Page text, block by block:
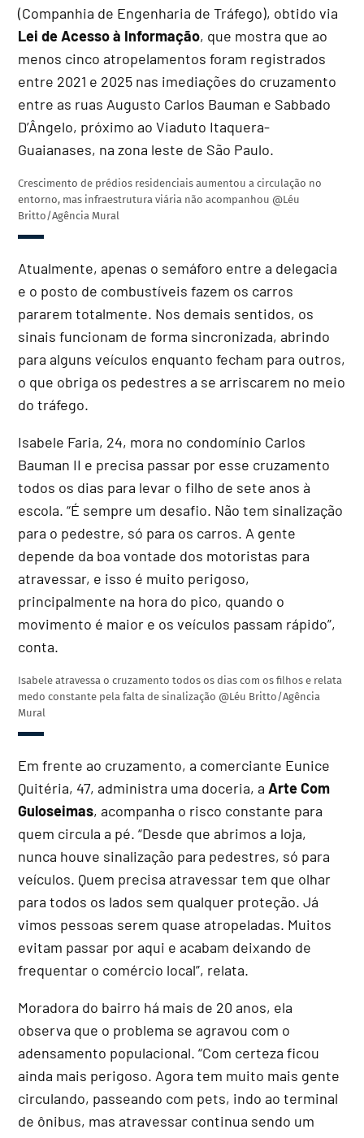
(Companhia de Engenharia de Tráfego), obtido via
Lei de Acesso à Informação, que mostra que ao
menos cinco atropelamentos foram registrados
entre 2021 e 2025 nas imediações do cruzamento
entre as ruas Augusto Carlos Bauman e Sabbado
D’Ângelo, próximo ao Viaduto Itaquera-
Guaianases, na zona leste de São Paulo.
Crescimento de prédios residenciais aumentou a circulação no
entorno, mas infraestrutura viária não acompanhou @Léu
Britto/Agência Mural
Atualmente, apenas o semáforo entre a delegacia
e o posto de combustíveis fazem os carros
pararem totalmente. Nos demais sentidos, os
sinais funcionam de forma sincronizada, abrindo
para alguns veículos enquanto fecham para outros,
o que obriga os pedestres a se arriscarem no meio
do tráfego.
Isabele Faria, 24, mora no condomínio Carlos
Bauman II e precisa passar por esse cruzamento
todos os dias para levar o filho de sete anos à
escola. “É sempre um desafio. Não tem sinalização
para o pedestre, só para os carros. A gente
depende da boa vontade dos motoristas para
atravessar, e isso é muito perigoso,
principalmente na hora do pico, quando o
movimento é maior e os veículos passam rápido”,
conta.
Isabele atravessa o cruzamento todos os dias com os filhos e relata
medo constante pela falta de sinalização @Léu Britto/Agência
Mural
Em frente ao cruzamento, a comerciante Eunice
Quitéria, 47, administra uma doceria, aArte Com
Guloseimas, acompanha o risco constante para
quem circula a pé. “Desde que abrimos a loja,
nunca houve sinalização para pedestres, só para
veículos. Quem precisa atravessar tem que olhar
para todos os lados sem qualquer proteção. Já
vimos pessoas serem quase atropeladas. Muitos
evitam passar por aqui e acabam deixando de
frequentar o comércio local”, relata.
Moradora do bairro há mais de 20 anos, ela
observa que o problema se agravou com o
adensamento populacional. “Com certeza ficou
ainda mais perigoso. Agora tem muito mais gente
circulando, passeando com pets, indo ao terminal
de ônibus, mas atravessar continua sendo um